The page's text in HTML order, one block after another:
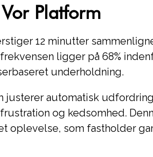
Platform
12 minutter
ligger på 68%
underholdning.
justerer automatisk
og kedsomhed.
oplevelse, som fastholder